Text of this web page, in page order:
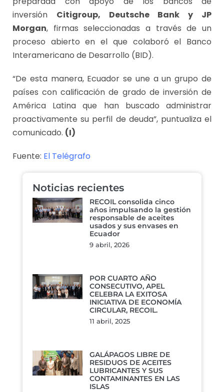
inversión Citigroup, Deutsche Bank y JP
Morgan, firmas seleccionadas a través de un
proceso abierto en el que colaboró el Banco
Interamericano de Desarrollo (BID).
“De esta manera, Ecuador se une a un grupo de
países con calificación de grado de inversión de
América Latina que han buscado administrar
proactivamente su perfil de deuda”, puntualiza el
comunicado. (I)
Fuente: El Telégrafo
Noticias recientes
RECOIL consolida cinco
años impulsando la gestión
responsable de aceites
usados y sus envases en
Ecuador
9 abril, 2026
POR CUARTO AÑO
CONSECUTIVO, APEL
CELEBRA LA EXITOSA
INICIATIVA DE ECONOMÍA
CIRCULAR, RECOIL.
11 abril, 2025
GALÁPAGOS LIBRE DE
RESIDUOS DE ACEITES
LUBRICANTES Y SUS
CONTAMINANTES EN LAS
ISLAS